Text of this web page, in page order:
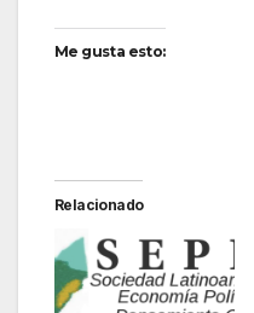
Me gusta esto:
Relacionado